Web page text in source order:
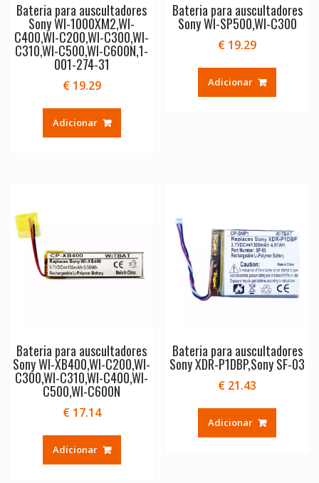
Bateria para auscultadores
Sony WI-1000XM2,WI-
C400,WI-C200,WI-C300,WI-
C310,WI-C500,WI-C600N,1-
001-274-31
€19.29
Adicionar
Bateria para auscultadores
Sony WI-SP500,WI-C300
€ 19.29
Adicionar
Bateria para auscultadores
Sony WI-XB400,WI-C200,WI-
C300,WI-C310,WI-C400,WI-
C500,WI-C600N
€17.14
Adicionar
Bateria para auscultadores
Sony XDR-P1DBP,Sony SF-03
€ 21.43
Adicionar